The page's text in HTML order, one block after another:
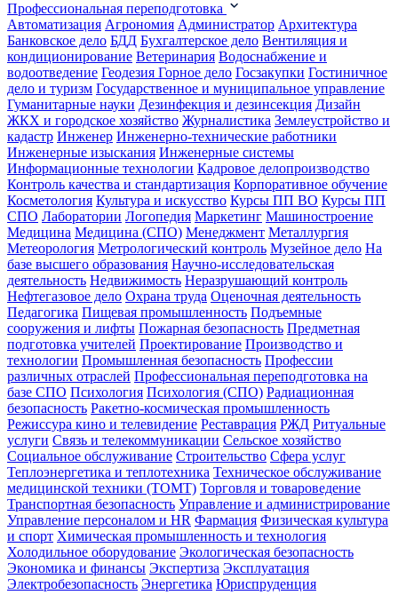
Профессиональная переподготовка
Автоматизация Агрономия Администратор Архитектура
Банковское дело БДД Бухгалтерское дело Вентиляция и
кондиционирование Ветеринария Водоснабжение и
водоотведение Геодезия Горное дело Госзакупки Гостиничное
дело и туризм Государственное и муниципальное управление
Гуманитарные науки Дезинфекция и дезинсекция Дизайн
ЖКХ и городское хозяйство Журналистика Землеустройство и
кадастр Инженер Инженерно-технические работники
Инженерные изыскания Инженерные системы
Информационные технологии Кадровое делопроизводство
Контроль качества и стандартизация Корпоративное обучение
Косметология Культура и искусство Курсы ПП ВО Курсы ПП
СПО Лаборатории Логопедия Маркетинг Машиностроение
Медицина Медицина (СПО) Менеджмент Металлургия
Метеорология Метрологический контроль Музейное дело На
базе высшего образования Научно-исследовательская
деятельность Недвижимость Неразрушающий контроль
Нефтегазовое дело Охрана труда Оценочная деятельность
Педагогика Пищевая промышленность Подъемные
сооружения и лифты Пожарная безопасность Предметная
подготовка учителей Проектирование Производство и
технологии Промышленная безопасность Профессии
различных отраслей Профессиональная переподготовка на
базе СПО Психология Психология (СПО) Радиационная
безопасность Ракетно-космическая промышленность
Режиссура кино и телевидение Реставрация РЖД Ритуальные
услуги Связь и телекоммуникации Сельское хозяйство
Социальное обслуживание Строительство Сфера услуг
Теплоэнергетика и теплотехника Техническое обслуживание
медицинской техники (ТОМТ) Торговля и товароведение
Транспортная безопасность Управление и администрирование
Управление персоналом и HR Фармация Физическая культура
и спорт Химическая промышленность и технология
Холодильное оборудование Экологическая безопасность
Экономика и финансы Экспертиза Эксплуатация
Электробезопасность Энергетика Юриспруденция